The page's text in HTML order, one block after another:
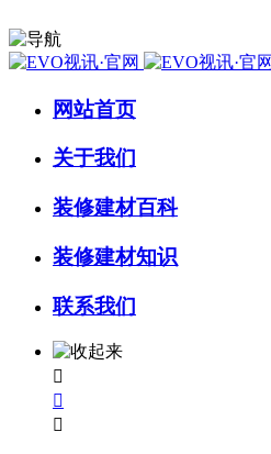
网站首页
关于我们
装修建材百科
装修建材知识
联系我们


